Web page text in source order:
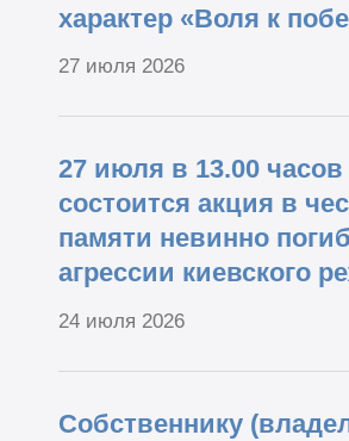
характер «Воля к
27 июля 2026
27 июля в 13.00 часов
состоится акция в
памяти невинно
агрессии киевского
24 июля 2026
Собственнику